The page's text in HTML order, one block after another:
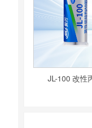
JL-100 改性